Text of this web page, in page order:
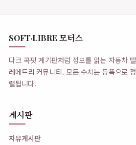
SOFT·LIBRE 모터스
다크 콕핏 계기판처럼 정보를 읽는 자동차 텔
레메트리 커뮤니티. 모든 수치는 등폭으로 정
렬됩니다.
게시판
자유게시판